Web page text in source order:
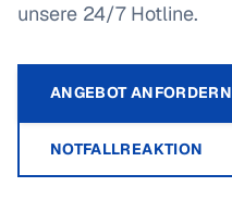
unsere 24/7 Hotline.
ANGEBOT ANFORDERN
NOTFALLREAKTION